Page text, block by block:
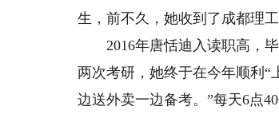
生，前不久，她收到了成都理
2016年唐恬迪入读职高，毕
两次考研，她终于在今年顺利“
边送外卖一边备考。”每天6点